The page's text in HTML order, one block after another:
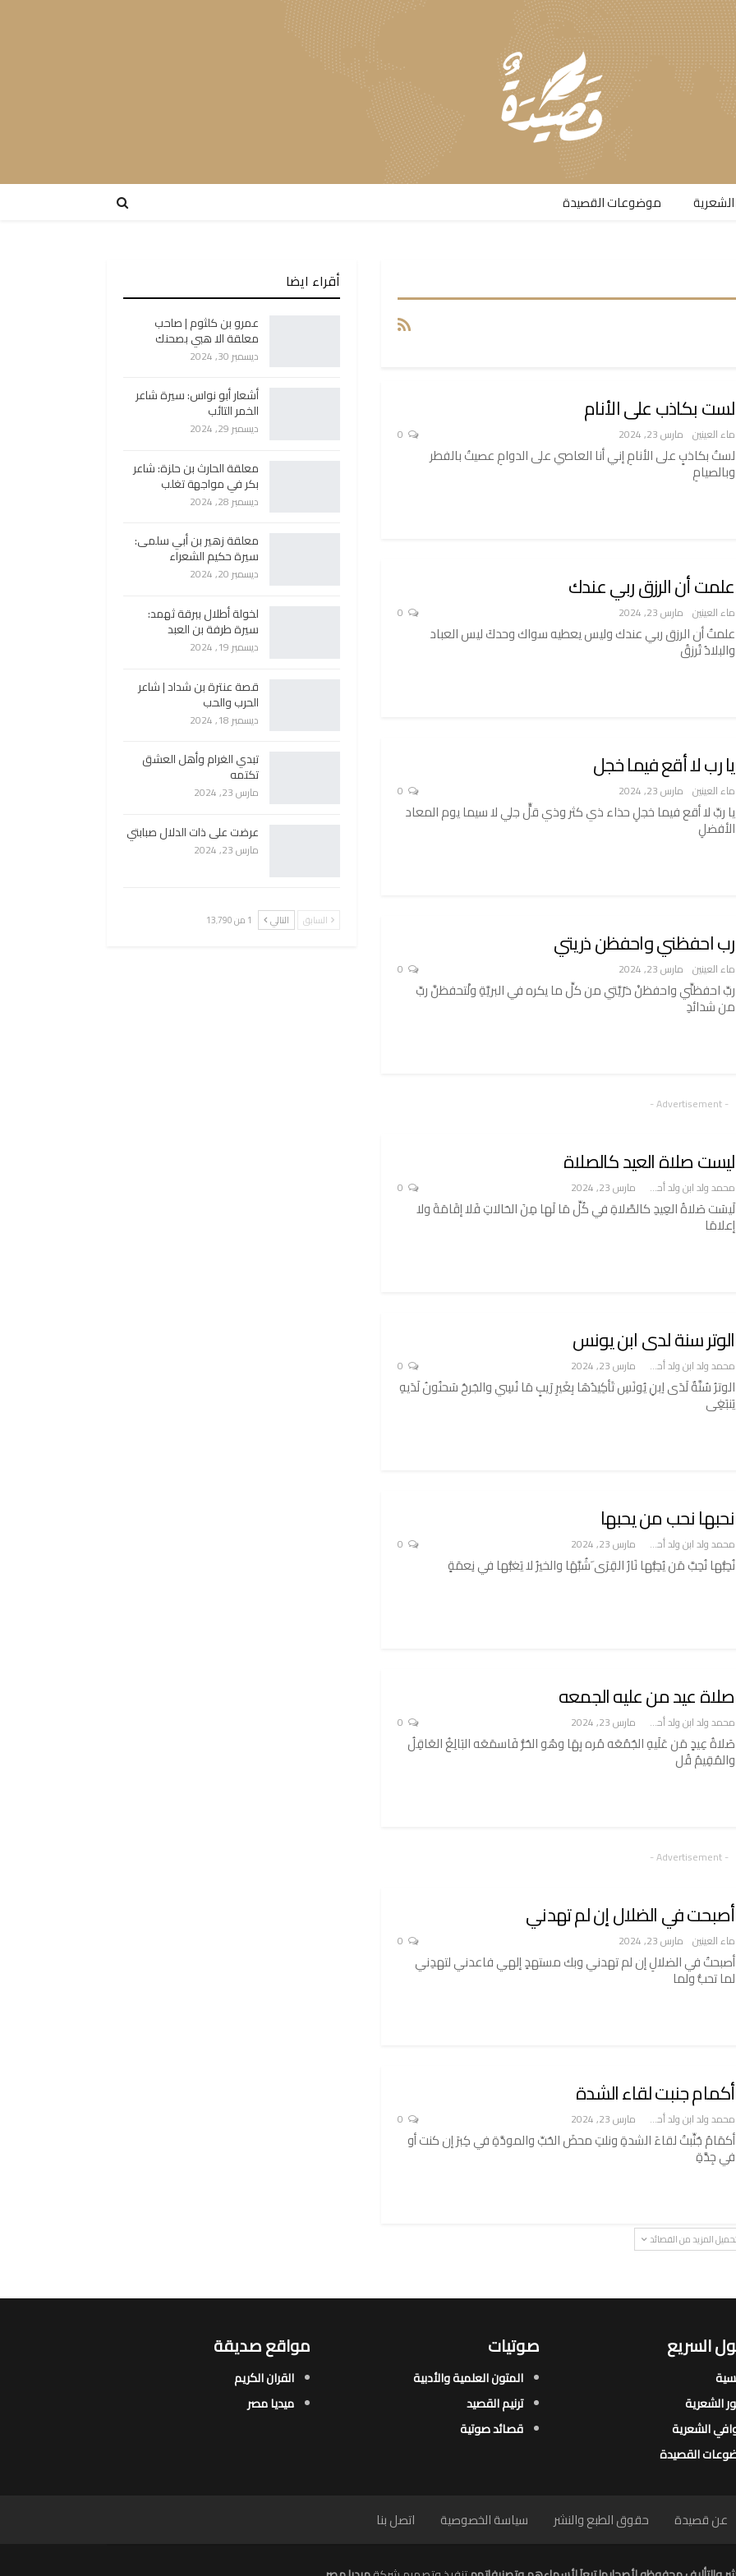
موضوعات القصيدة​
لست بكاذب على الأنام
ماء العينين مارس 23, 2024
لستُ بكاذبٍ على الأنامِ إني أنا العاصي على الدوامِ عصيتُ بالفطر
وبالصيامِ
علمت أن الرزق ربي عندك
ماء العينين مارس 23, 2024
علمتُ أن الرزق ربي عندك وليس يعطيه سواك وحدكَ ليس العباد
والبلادُ تُرزقُ
يا رب لا أقع فيما خجل
ماء العينين مارس 23, 2024
يا ربِّ لا أقع فيما خجلِ حذاء ذي كثر وذي قلٍّ جلي لا سيما يوم المعاد
الأفضلِ
رب احفظني واحفظن ذريتي
ماء العينين مارس 23, 2024
ربِّ احفظنِّي واحفظنْ ذرّيَّتي من كلِّ ما يكره في البريَّةِ ولْتحفظنَّ ربِّ
من شدائدِ
- Advertisement -
ليست صلاة العيد كالصلاة
محمد ولد ابن ولد أحميدا مارس 23, 2024
لَيسَت صَلاةُ العِيدِ كالصَّلاةِ في كُلِّ مَا لَها مِنَ الحَالاتِ فَلا إقَامَةَ ولا
إعلامَا
الوتر سنة لدى ابن يونس
محمد ولد ابن ولد أحميدا مارس 23, 2024
الوترُ سُنَّةٌ لَدَى اِبنِ يُونَسِ تَأكِيدُهَا بِغَيرِ رَيبٍ مَا نُسِي والجَرحُ سَحنُونُ لَدَيهِ
يَنبَغِى
نحبها نحب من يحبها
محمد ولد ابن ولد أحميدا مارس 23, 2024
نُحِبُّها نُحِبَّ مَن يُحِبُّها نَارُ القِرَى َشُبَّهَا والخيرُ لا يَغبُّها في نِعمَةٍ
صلاة عيد من عليه الجمعه
محمد ولد ابن ولد أحميدا مارس 23, 2024
صَلاةُ عِيدٍ مَن عَلَيهِ الجُمُعَه مُره بِهَا وهُو الحُرُّ فَاسمَعَه البَالِغُ العَاقِلُ
والمُقِيمُ قُل
- Advertisement -
أصبحت في الضلال إن لم تهدني
ماء العينين مارس 23, 2024
أصبحتُ في الضلالِ إن لم تهدني وبك مستهدٍ إلهي فاعدني لتهدِني
لما تحبُّ ولما
أكمام جنبت لقاء الشدة
محمد ولد ابن ولد أحميدا مارس 23, 2024
أكمَامُ جُنِّبتُ لقاءَ الشدةِ ونلتِ محضَ الحُبِّ والمودَّةِ في كِبرَ إن كنت أو
في جِدَّةِ
المزيد من القصائد
أقراء ايضا
عمرو بن كلثوم | صاحب
معلقة الا هبي بصحنك
ديسمبر 30, 2024
أشعار أبو نواس: سيرة شاعر
الخمر التائب
ديسمبر 29, 2024
معلقة الحارث بن حلزة: شاعر
بكر في مواجهة تغلب
ديسمبر 28, 2024
معلقة زهير بن أبي سلمى:
سيرة حكيم الشعراء
ديسمبر 20, 2024
لخولة أطلال ببرقة ثهمد:
سيرة طرفة بن العبد
ديسمبر 19, 2024
قصة عنترة بن شداد | شاعر
الحرب والحب
ديسمبر 18, 2024
تبدي الغرام وأهل العشق
تكتمه
مارس 23, 2024
عرضت على ذات الدلال صبابتي
مارس 23, 2024
السابق التالي 1 من 13٬790
السريع
الشعرية​
الشعرية​
القصيدة​
صوتيات
المتون العلمية والأدبية
ترنيم القصيد
قصائد صوتية
مواقع صديقة
القران الكريم
ميديا مصر
عن قصيدة حقوق الطبع والنشر سياسة الخصوصية اتصل بنا